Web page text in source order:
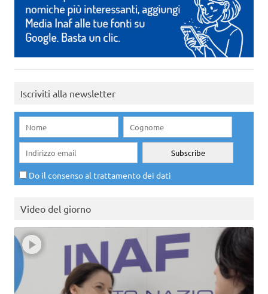
Iscriviti alla newsletter
Do il consenso al trattamento dei dati
Video del giorno